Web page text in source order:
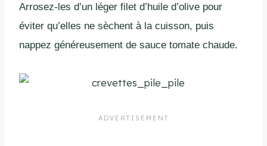
Arrosez-les d’un léger filet d’huile d’olive pour
éviter qu’elles ne sèchent à la cuisson, puis
nappez généreusement de sauce tomate chaude.